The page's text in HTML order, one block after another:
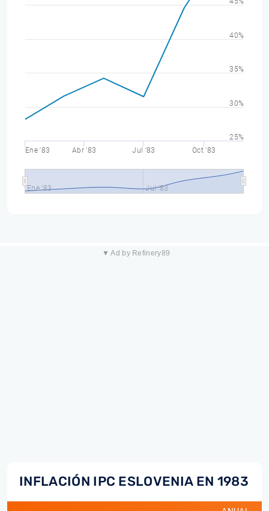
Ene '83 Abr '83 Jul '83 Oct '83
Ene '83 Jul '83
25%
30%
35%
40%
▼ Ad by Refinery89
INFLACIÓN IPC ESLOVENIA EN 1983